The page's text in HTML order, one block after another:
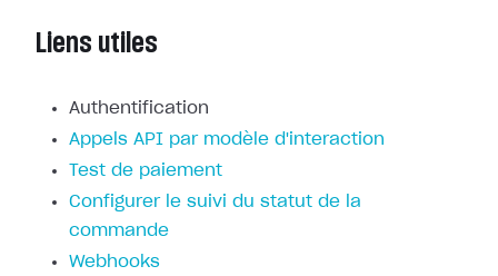
Liens utiles
Authentification
Appels API par modèle d'interaction
Test de paiement
Configurer le suivi du statut de la
commande
Webhooks